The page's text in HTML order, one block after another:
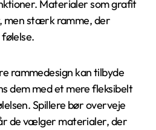
Materialer som grafit
men stærk ramme, der
rammedesign kan tilbyde
dem med et mere fleksibelt
Spillere bør overveje
de vælger materialer, der